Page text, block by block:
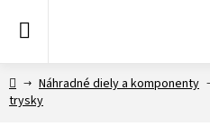
DomovNáhradné diely a komponenty
trysky